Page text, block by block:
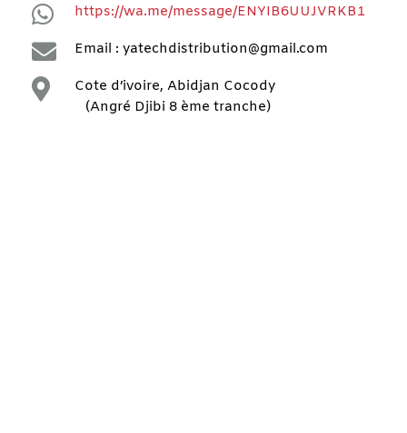
 https://wa.me/message/ENYIB6UUJVRKB1
 Email : yatechdistribution@gmail.com

Cote d’ivoire, Abidjan Cocody
(Angré Djibi 8 ème tranche)